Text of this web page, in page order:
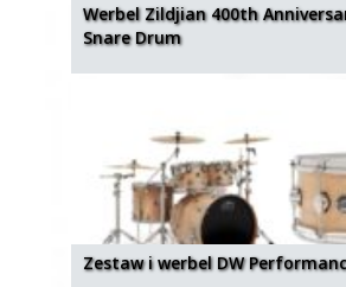
Werbel Zildjian 400th
Snare Drum
Zestaw i werbel DW